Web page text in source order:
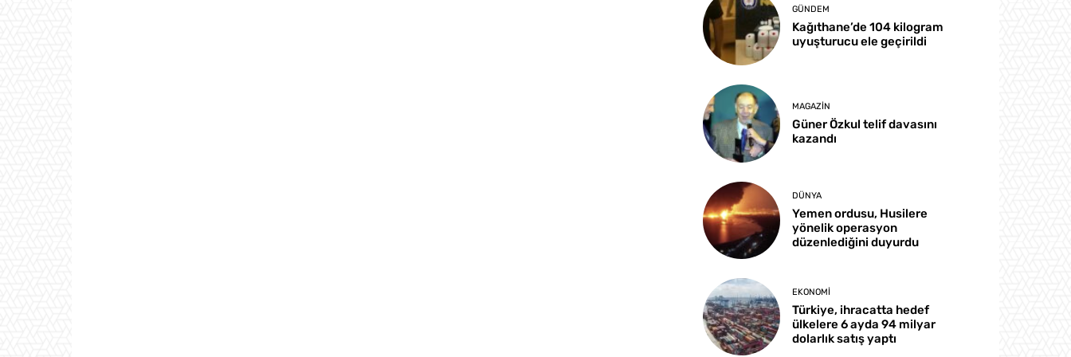
GÜNDEM
Kağıthane’de 104 kilogram
uyuşturucu ele geçirildi
MAGAZIN
Güner Özkul telif davasını
kazandı
DÜNYA
Yemen ordusu, Husilere
yönelik operasyon
düzenlediğini duyurdu
EKONOMI
Türkiye, ihracatta hedef
ülkelere 6 ayda 94 milyar
dolarlık satış yaptı